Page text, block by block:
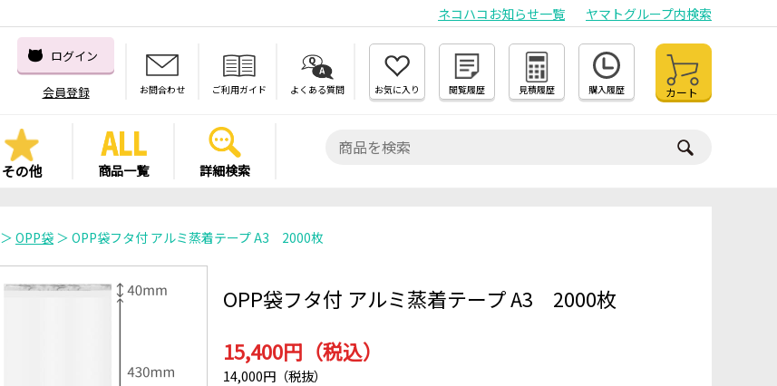
ネコハコお知らせ一覧 ヤマトグループ内検索
ログイン
会員登録 お問合わせ ご利用ガイド よくある質問 お気に入り 閲覧履歴 見積履歴 購入履歴 カート
その他 商品一覧 詳細検索
＞ OPP袋 ＞ OPP袋フタ付 アルミ蒸着テープ A3 2000枚
OPP袋フタ付 アルミ蒸着テープ A3 2000枚
15,400円（税込）
14,000円（税抜）